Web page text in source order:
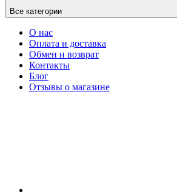
Все категории
О нас
Оплата и доставка
Обмен и возврат
Контакты
Блог
Отзывы о магазине